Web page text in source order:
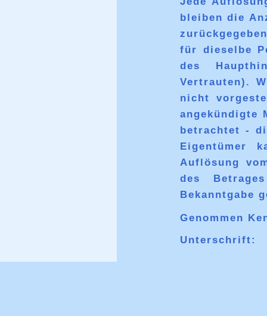
bleiben die
für dieselbe
des
Vertrauten).
nicht
angekündigte
betrachtet -
Eigentümer
Auflösung
des
Bekanntgabe
Genommen
Unterschrift: